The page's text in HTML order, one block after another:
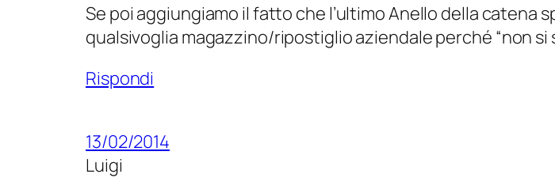
Se poi aggiungiamo il fatto che l’ultimo Anello della catena
qualsivoglia magazzino/ripostiglio aziendale perché “non si
Rispondi
13/02/2014
Luigi